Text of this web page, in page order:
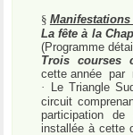
§ Manifestations
La fête à la
(Programme
Trois courses
cette année par
·
Le Triangle
circuit
participation
installée à cette